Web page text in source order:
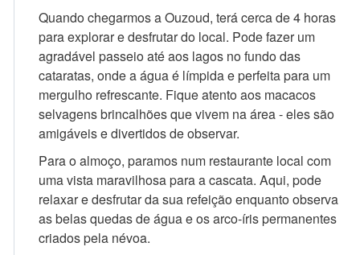
Quando chegarmos a Ouzoud, terá cerca de 4 horas
para explorar e desfrutar do local. Pode fazer um
agradável passeio até aos lagos no fundo das
cataratas, onde a água é límpida e perfeita para um
mergulho refrescante. Fique atento aos macacos
selvagens brincalhões que vivem na área - eles são
amigáveis e divertidos de observar.
Para o almoço, paramos num restaurante local com
uma vista maravilhosa para a cascata. Aqui, pode
relaxar e desfrutar da sua refeição enquanto observa
as belas quedas de água e os arco-íris permanentes
criados pela névoa.